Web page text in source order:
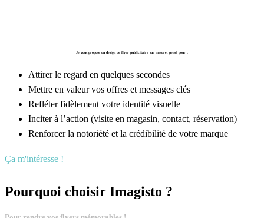
Je vous propose un design de flyer publicitaire sur mesure, pensé pour :
Attirer le regard en quelques secondes
Mettre en valeur vos offres et messages clés
Refléter fidèlement votre identité visuelle
Inciter à l’action (visite en magasin, contact, réservation)
Renforcer la notoriété et la crédibilité de votre marque
Ça m'intéresse !
Pourquoi choisir Imagisto ?